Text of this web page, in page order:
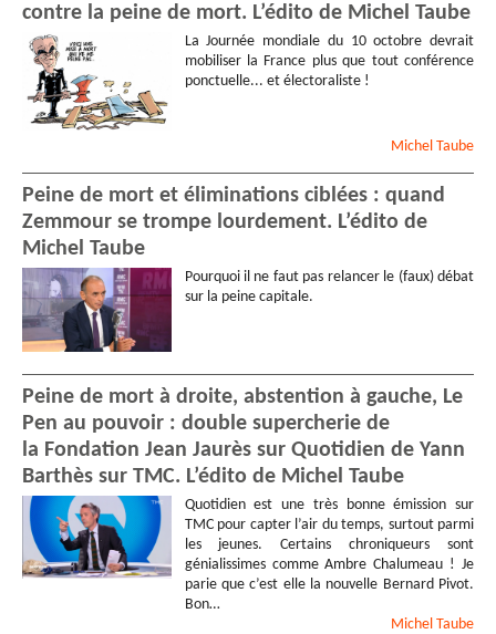
contre la peine de mort. L’édito de Michel Taube
La Journée mondiale du 10 octobre devrait
mobiliser la France plus que tout conférence
ponctuelle... et électoraliste !
Michel Taube
Peine de mort et éliminations ciblées : quand
Zemmour se trompe lourdement. L’édito de
Michel Taube
Pourquoi il ne faut pas relancer le (faux) débat
sur la peine capitale.
Peine de mort à droite, abstention à gauche, Le
Pen au pouvoir : double supercherie de
la Fondation Jean Jaurès sur Quotidien de Yann
Barthès sur TMC. L’édito de Michel Taube
Quotidien est une très bonne émission sur
TMC pour capter l’air du temps, surtout parmi
les jeunes. Certains chroniqueurs sont
génialissimes comme Ambre Chalumeau ! Je
parie que c’est elle la nouvelle Bernard Pivot.
Bon…
Michel Taube